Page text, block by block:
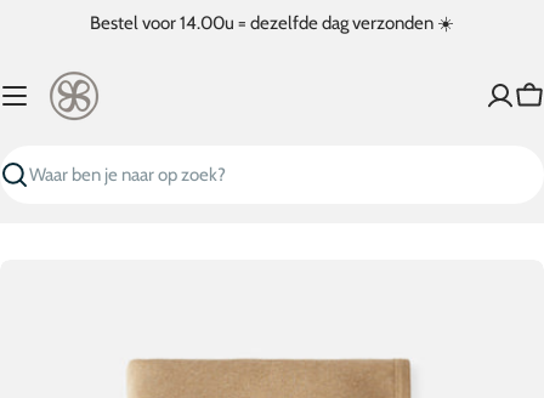
Bestel voor 14.00u = dezelfde dag verzonden ☀️
Zoeken